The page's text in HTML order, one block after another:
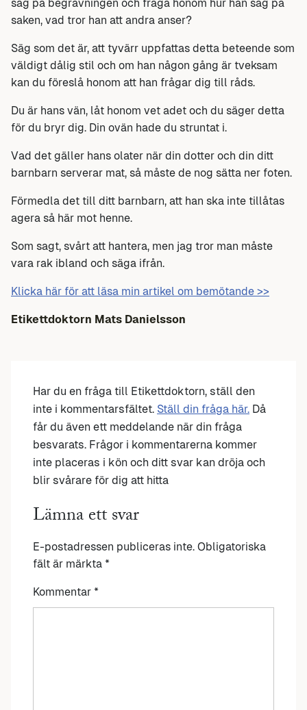
såg på begravningen och fråga honom hur han såg på
saken, vad tror han att andra anser?
Säg som det är, att tyvärr uppfattas detta beteende som
väldigt dålig stil och om han någon gång är tveksam
kan du föreslå honom att han frågar dig till råds.
Du är hans vän, låt honom vet adet och du säger detta
för du bryr dig. Din ovän hade du struntat i.
Vad det gäller hans olater när din dotter och din ditt
barnbarn serverar mat, så måste de nog sätta ner foten.
Förmedla det till ditt barnbarn, att han ska inte tillåtas
agera så här mot henne.
Som sagt, svårt att hantera, men jag tror man måste
vara rak ibland och säga ifrån.
Klicka här för att läsa min artikel om bemötande >>
Etikettdoktorn Mats Danielsson
Har du en fråga till Etikettdoktorn, ställ den
inte i kommentarsfältet. Ställ din fråga här. Då
får du även ett meddelande när din fråga
besvarats. Frågor i kommentarerna kommer
inte placeras i kön och ditt svar kan dröja och
blir svårare för dig att hitta
Lämna ett svar
E-postadressen publiceras inte. Obligatoriska
fält är märkta *
Kommentar *